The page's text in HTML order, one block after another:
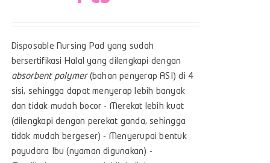
Disposable Nursing Pad yang sudah
bersertifikasi Halal yang dilengkapi dengan
absorbent polymer(bahan penyerap ASI) di 4
sisi, sehingga dapat menyerap lebih banyak
dan tidak mudah bocor - Merekat lebih kuat
(dilengkapi dengan perekat ganda, sehingga
tidak mudah bergeser) - Menyerupai bentuk
payudara Ibu (nyaman digunakan) -